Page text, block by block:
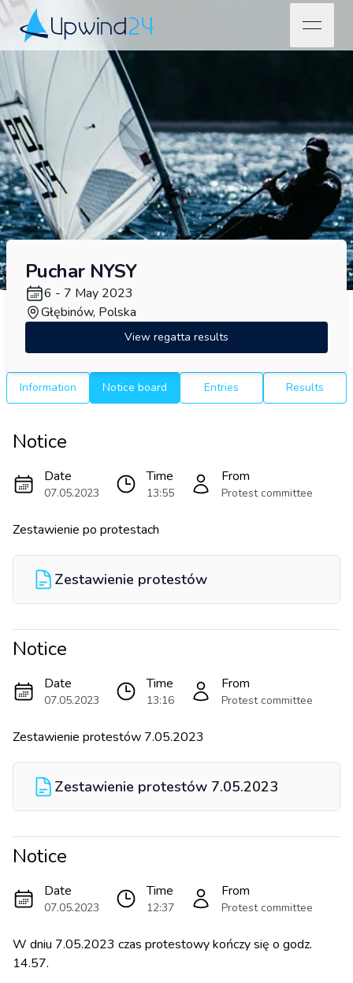
Upwind24
open
Puchar NYSY
6 - 7 May 2023
Głębinów, Polska
View regatta results
Information Notice board Entries Results
Notice
Date
07.05.2023
Time
13:55
From
Protest committee
Zestawienie po protestach
Zestawienie protestów
Notice
Date
07.05.2023
Time
13:16
From
Protest committee
Zestawienie protestów 7.05.2023
Zestawienie protestów 7.05.2023
Notice
Date
07.05.2023
Time
12:37
From
Protest committee
W dniu 7.05.2023 czas protestowy kończy się o godz.
14.57.